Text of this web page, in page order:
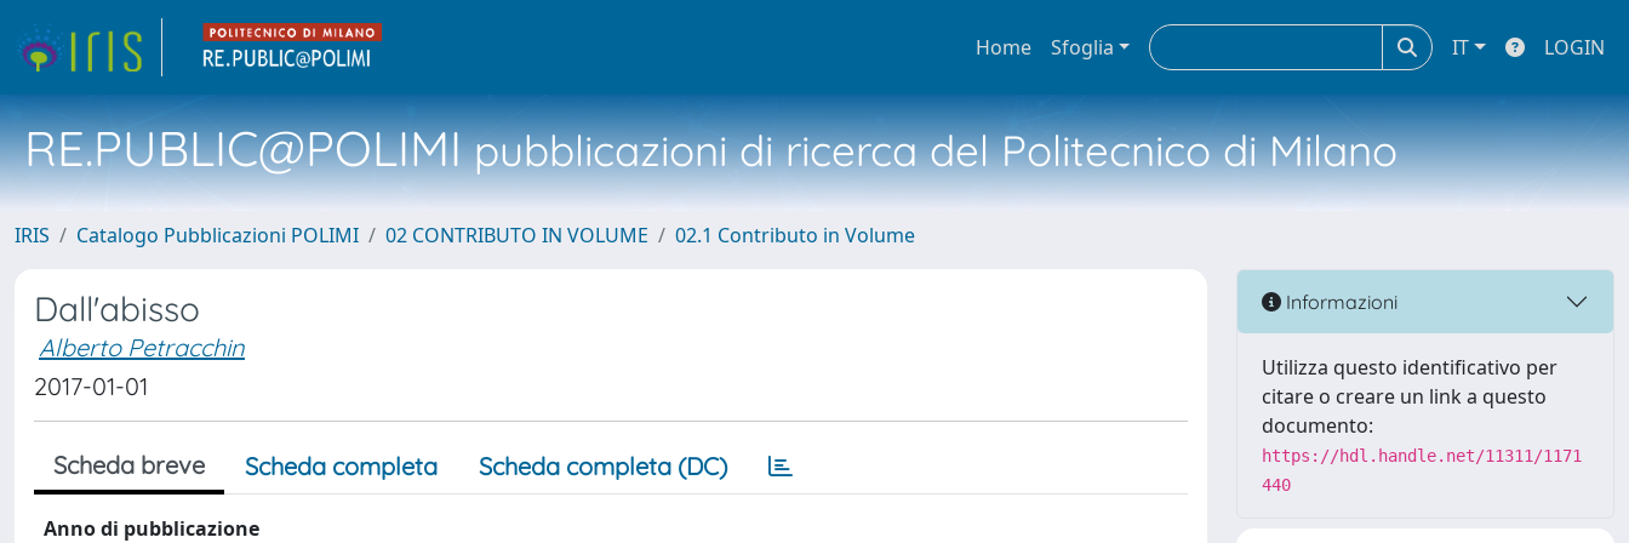
Home Sfoglia IT LOGIN
RE.PUBLIC@POLIMIpubblicazioni di ricerca del Politecnico di Milano
IRIS Catalogo Pubblicazioni POLIMI 02 CONTRIBUTO IN VOLUME 02.1 Contributo in Volume
Dall'abisso
Alberto Petracchin
2017-01-01
Scheda breve Scheda completa Scheda completa (DC)
Anno di pubblicazione
Informazioni
Utilizza questo identificativo per
citare o creare un link a questo
documento:
https://hdl.handle.net/11311/1171
440